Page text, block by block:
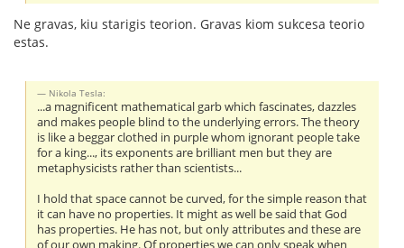
Ne gravas, kiu starigis teorion. Gravas kiom sukcesa teorio
estas.
Nikola Tesla:
...a magnificent mathematical garb which fascinates, dazzles
and makes people blind to the underlying errors. The theory
is like a beggar clothed in purple whom ignorant people take
for a king..., its exponents are brilliant men but they are
metaphysicists rather than scientists...
I hold that space cannot be curved, for the simple reason that
it can have no properties. It might as well be said that God
has properties. He has not, but only attributes and these are
of our own making. Of properties we can only speak when